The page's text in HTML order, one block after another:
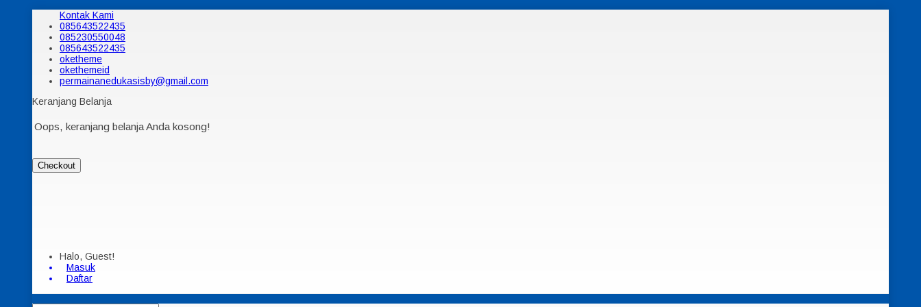
Kontak Kami
085643522435
085230550048
085643522435
oketheme
okethemeid
permainanedukasisby@gmail.com
Keranjang Belanja
Oops, keranjang belanja Anda kosong!
Checkout
Halo, Guest!
Masuk
Daftar